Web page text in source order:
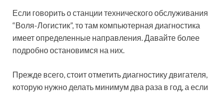
Если говорить о станции технического обслуживания
“Воля-Логистик”, то там компьютерная диагностика
имеет определенные направления. Давайте более
подробно остановимся на них.
Прежде всего, стоит отметить диагностику двигателя,
которую нужно делать минимум два раза в год, а если